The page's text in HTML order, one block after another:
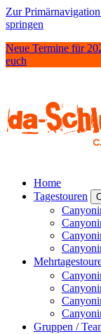
Zur
springen
Neue Termine für
euch
Home
Tagestouren
Gruppen /